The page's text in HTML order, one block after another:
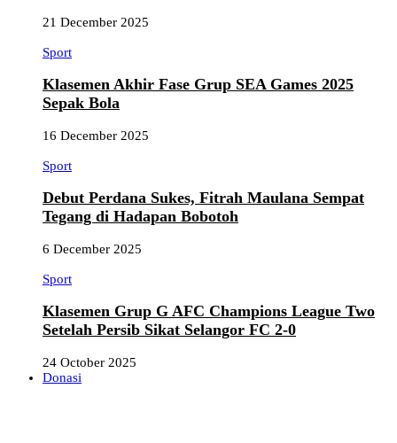
21 December 2025
Sport
Klasemen Akhir Fase Grup SEA Games 2025
Sepak Bola
16 December 2025
Sport
Debut Perdana Sukes, Fitrah Maulana Sempat
Tegang di Hadapan Bobotoh
6 December 2025
Sport
Klasemen Grup G AFC Champions League Two
Setelah Persib Sikat Selangor FC 2-0
24 October 2025
Donasi